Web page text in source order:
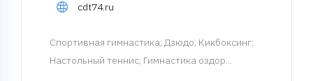
cdt74.ru
Спортивная гимнастика; Дзюдо; Кикбоксинг;
Настольный теннис; Гимнастика оздор...